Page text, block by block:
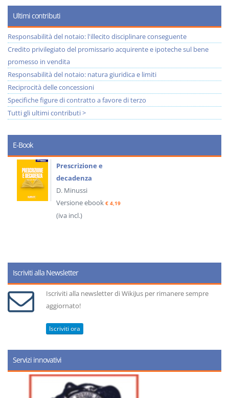
Ultimi contributi
Responsabilità del notaio: l'illecito disciplinare conseguente
Credito privilegiato del promissario acquirente e ipoteche sul bene
promesso in vendita
Responsabilità del notaio: natura giuridica e limiti
Reciprocità delle concessioni
Specifiche figure di contratto a favore di terzo
Tutti gli ultimi contributi >
E-Book
Prescrizione e
decadenza
D. Minussi
Versione ebook € 4,19
(iva incl.)
Iscriviti alla Newsletter
Iscriviti alla newsletter di WikiJus per rimanere sempre
aggiornato!
Iscriviti ora
Servizi innovativi